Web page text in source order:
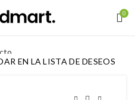
0
EN LA LISTA DE DESEOS